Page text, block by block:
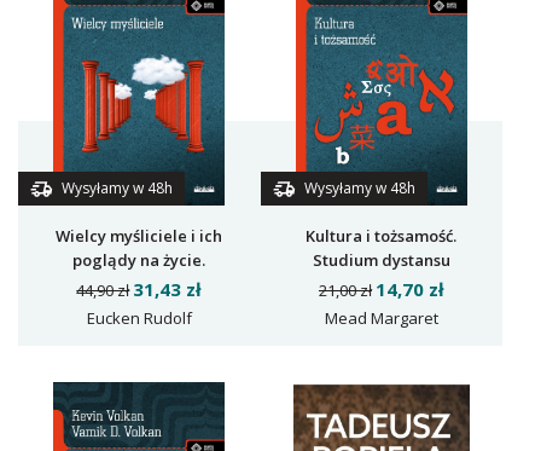
Wysyłamy w 48h
Wielcy myśliciele i ich
poglądy na życie.
Zagadnienia życia
ludkości w rozwoju
44,90 zł 31,43 zł
Eucken Rudolf
Wysyłamy w 48h
Kultura i tożsamość.
Studium dystansu
międzypokoleniowego
21,00 zł 14,70 zł
Mead Margaret